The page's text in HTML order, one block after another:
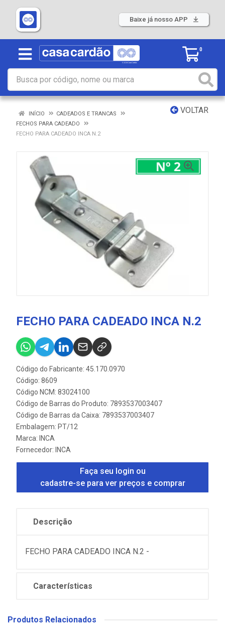
Baixe já nosso APP
0
VOLTAR
INÍCIO
CADEADOS E TRANCAS
FECHOS PARA CADEADO
FECHO PARA CADEADO INCA N.2
FECHO PARA CADEADO INCA N.2
Código do Fabricante: 45.170.0970
Código: 8609
Código NCM: 83024100
Código de Barras do Produto: 7893537003407
Código de Barras da Caixa: 7893537003407
Embalagem: PT/12
Marca: INCA
Fornecedor: INCA
Faça seu login ou
cadastre-se para ver preços e comprar
Descrição
FECHO PARA CADEADO INCA N.2 -
Características
Produtos Relacionados